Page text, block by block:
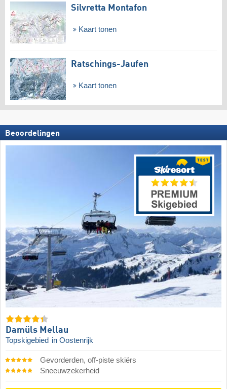
Silvretta Montafon
Kaart tonen
Ratschings-Jaufen
Kaart tonen
Beoordelingen
Damüls Mellau
Topskigebied in Oostenrijk
Gevorderden, off-piste skiërs
Sneeuwzekerheid